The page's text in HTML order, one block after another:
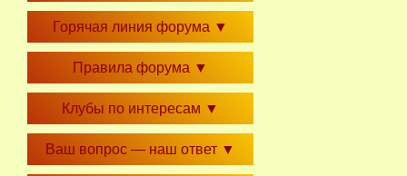
Горячая линия форума ▼
Правила форума ▼
Клубы по интересам ▼
Ваш вопрос — наш ответ ▼